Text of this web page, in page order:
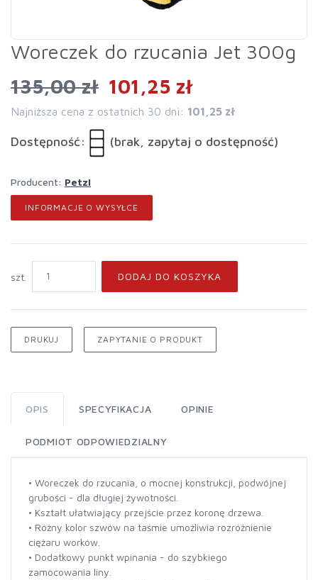
Woreczek do rzucania Jet 300g
135,00 zł 101,25 zł
Najniższa cena z ostatnich 30 dni: 101,25 zł
Dostępność: (brak, zapytaj o dostępność)
Producent: Petzl
INFORMACJE O WYSYŁCE
szt. DODAJ DO KOSZYKA
DRUKUJ ZAPYTANIE O PRODUKT
OPIS SPECYFIKACJA OPINIE
PODMIOT ODPOWIEDZIALNY
• Woreczek do rzucania, o mocnej konstrukcji, podwójnej
grubości - dla długiej żywotności.
• Kształt ułatwiający przejście przez koronę drzewa.
• Różny kolor szwów na taśmie umożliwia rozróżnienie
ciężaru worków.
• Dodatkowy punkt wpinania - do szybkiego
zamocowania liny.